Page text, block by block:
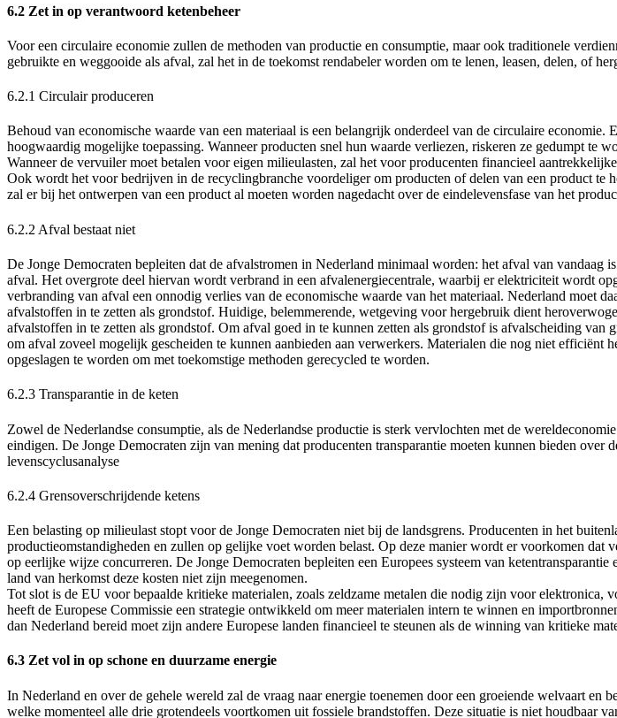
6.2 Zet in op verantwoord ketenbeheer
Voor een circulaire economie zullen de methoden van productie en consumptie, maar ook traditionele
gebruikte en weggooide als afval, zal het in de toekomst rendabeler worden om te lenen, leasen, delen, of
6.2.1 Circulair produceren
Behoud van economische waarde van een materiaal is een belangrijk onderdeel van de circulaire
hoogwaardig mogelijke toepassing. Wanneer producten snel hun waarde verliezen, riskeren ze gedumpt te
Wanneer de vervuiler moet betalen voor eigen milieulasten, zal het voor producenten financieel
Ook wordt het voor bedrijven in de recyclingbranche voordeliger om producten of delen van een product te
zal er bij het ontwerpen van een product al moeten worden nagedacht over de eindelevensfase van het
6.2.2 Afval bestaat niet
De Jonge Democraten bepleiten dat de afvalstromen in Nederland minimaal worden: het afval van vandaag
afval. Het overgrote deel hiervan wordt verbrand in een afvalenergiecentrale, waarbij er elektriciteit wordt
verbranding van afval een onnodig verlies van de economische waarde van het materiaal. Nederland moet
afvalstoffen in te zetten als grondstof. Huidige, belemmerende, wetgeving voor hergebruik dient
afvalstoffen in te zetten als grondstof. Om afval goed in te kunnen zetten als grondstof is afvalscheiding
om afval zoveel mogelijk gescheiden te kunnen aanbieden aan verwerkers. Materialen die nog niet
opgeslagen te worden om met toekomstige methoden gerecycled te worden.
6.2.3 Transparantie in de keten
Zowel de Nederlandse consumptie, als de Nederlandse productie is sterk vervlochten met de
eindigen. De Jonge Democraten zijn van mening dat producenten transparantie moeten kunnen bieden
levenscyclusanalyse
6.2.4 Grensoverschrijdende ketens
Een belasting op milieulast stopt voor de Jonge Democraten niet bij de landsgrens. Producenten in het
productieomstandigheden en zullen op gelijke voet worden belast. Op deze manier wordt er voorkomen dat
op eerlijke wijze concurreren. De Jonge Democraten bepleiten een Europees systeem van
land van herkomst deze kosten niet zijn meegenomen.
Tot slot is de EU voor bepaalde kritieke materialen, zoals zeldzame metalen die nodig zijn voor
heeft de Europese Commissie een strategie ontwikkeld om meer materialen intern te winnen en
dan Nederland bereid moet zijn andere Europese landen financieel te steunen als de winning van kritieke
6.3 Zet vol in op schone en duurzame energie
In Nederland en over de gehele wereld zal de vraag naar energie toenemen door een groeiende welvaart
welke momenteel alle drie grotendeels voortkomen uit fossiele brandstoffen. Deze situatie is niet houdbaar